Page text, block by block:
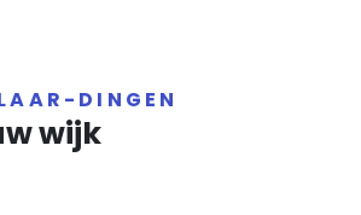
DINGEN
wijk